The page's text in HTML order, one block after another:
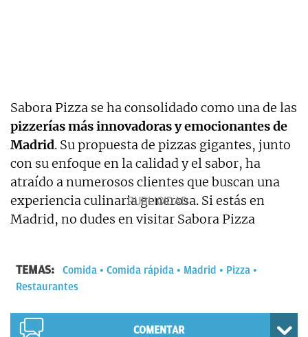
Sabora Pizza se ha consolidado como una de las
pizzerías más innovadoras y emocionantes de
Madrid. Su propuesta de pizzas gigantes, junto
con su enfoque en la calidad y el sabor, ha
atraído a numerosos clientes que buscan una
experiencia culinaria generosa. Si estás en
Madrid, no dudes en visitar Sabora Pizza
TEMAS: Comida Comida rápida Madrid
Pizza
Restaurantes
COMENTAR